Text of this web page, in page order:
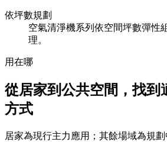
依坪數規劃
空氣清淨機系列依空間坪數彈性
理。
用在哪
從居家到公共空間，找到
方式
居家為現行主力應用；其餘場域為規